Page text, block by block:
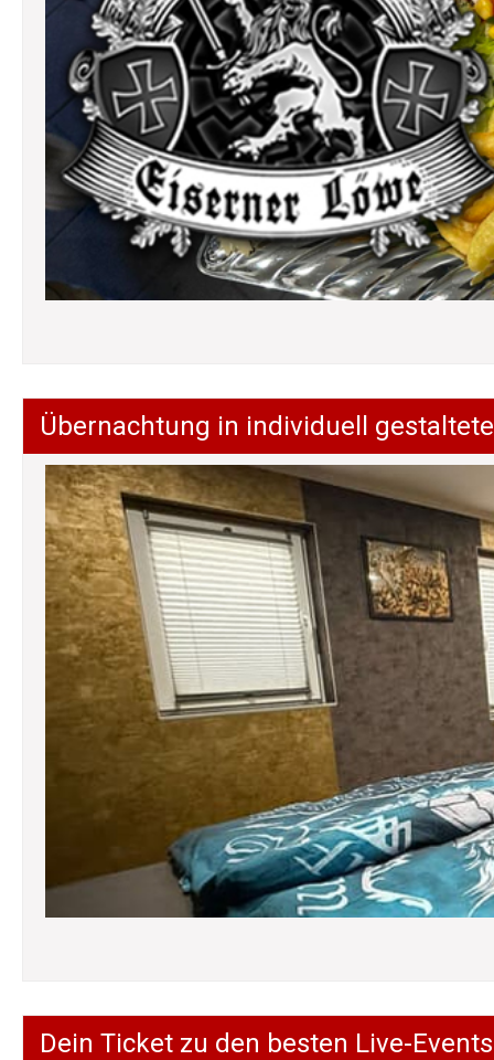
Übernachtung in individuell
Dein Ticket zu den besten Live-Events